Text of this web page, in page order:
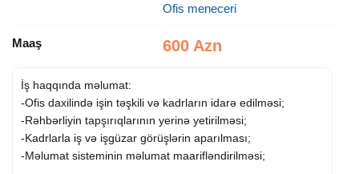
Ofis meneceri
Maaş 600 Azn
İş haqqında məlumat:
-Ofis daxilində işin təşkili və kadrların idarə edilməsi;
-Rəhbərliyin tapşırıqlarının yerinə yetirilməsi;
-Kadrlarla iş və işgüzar görüşlərin aparılması;
-Məlumat sisteminin məlumat maarifləndirilməsi;